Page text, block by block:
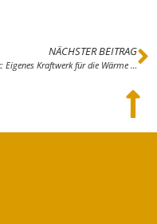
NÄCHSTER BEITRAG
Brück: Eigenes Kraftwerk für die Wärme – SVV will Nutzen prüfen lassen